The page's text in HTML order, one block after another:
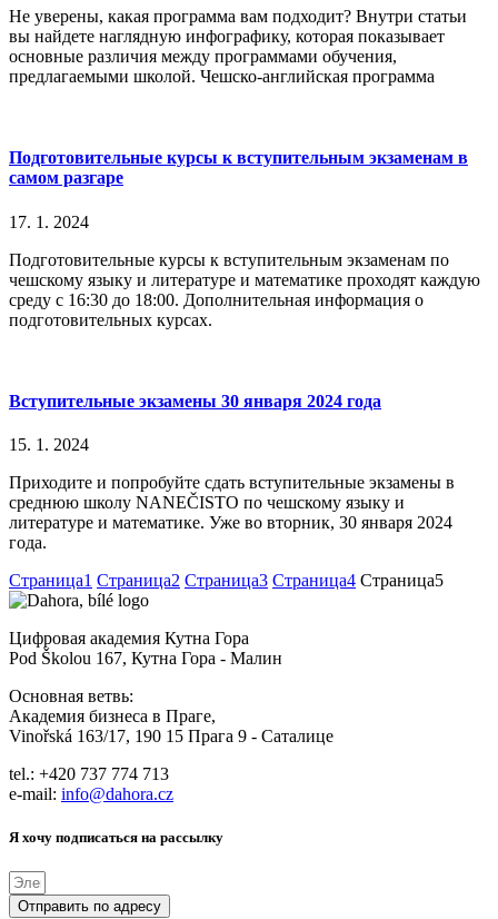
Не уверены, какая программа вам подходит? Внутри статьи
вы найдете наглядную инфографику, которая показывает
основные различия между программами обучения,
предлагаемыми школой. Чешско-английская программа
Подготовительные курсы к вступительным экзаменам в
самом разгаре
17. 1. 2024
Подготовительные курсы к вступительным экзаменам по
чешскому языку и литературе и математике проходят каждую
среду с 16:30 до 18:00. Дополнительная информация о
подготовительных курсах.
Вступительные экзамены 30 января 2024 года
15. 1. 2024
Приходите и попробуйте сдать вступительные экзамены в
среднюю школу NANEČISTO по чешскому языку и
литературе и математике. Уже во вторник, 30 января 2024
года.
Страница1 Страница2 Страница3 Страница4 Страница5
Цифровая академия Кутна Гора
Pod Školou 167, Кутна Гора - Малин
Основная ветвь:
Академия бизнеса в Праге,
Vinořská 163/17, 190 15 Прага 9 - Саталице
tel.: +420 737 774 713
e-mail: info@dahora.cz
Я хочу подписаться на рассылку
Отправить по адресу